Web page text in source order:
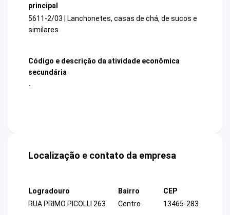
principal
5611-2/03 | Lanchonetes, casas de chá, de sucos e
similares
Código e descrição da atividade econômica
secundária
-
Localização e contato da empresa
Logradouro
RUA PRIMO PICOLLI 263
Bairro
Centro
CEP
13465-283